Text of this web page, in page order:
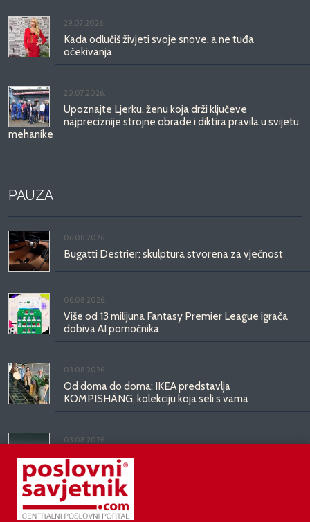
29.07.2026.
Kada odlučiš živjeti svoje snove, a ne tuđa
očekivanja
20.07.2026.
Upoznajte Ljerku, ženu koja drži ključeve
najpreciznije strojne obrade i diktira pravila u svijetu
mehanike
PAUZA
06.08.2026.
Bugatti Destrier: skulptura stvorena za vječnost
06.08.2026.
Više od 13 milijuna Fantasy Premier League igrača
dobiva AI pomoćnika
03.08.2026.
Od doma do doma: IKEA predstavlja
KOMPISHÄNG, kolekciju koja seli s vama
03.08.2026.
Kineski BYD predstavio luksuznu limuzinu veću od
Mercedesove S-klase, obećava domet do 1.000
kilometara